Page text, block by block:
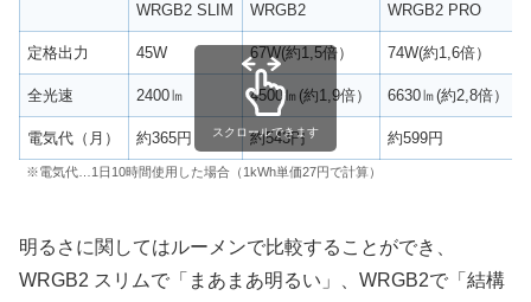
WRGB2 SLIM WRGB2 WRGB2 PRO
定格出力 45W 67W(約1,5倍） 74W(約1,6倍）
全光速 2400㏐ 4500㏐(約1,9倍） 6630㏐(約2,8倍）
電気代（月） 約365円 約543円 約599円
スクロールできます
※電気代…1日10時間使用した場合（1kWh単価27円で計算）
明るさに関してはルーメンで比較することができ、
WRGB2 スリムで「まあまあ明るい」、WRGB2で「結構